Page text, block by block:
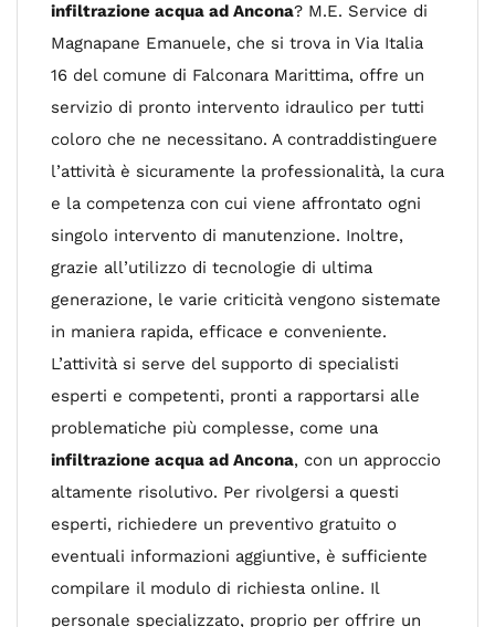
infiltrazione acqua ad Ancona? M.E. Service di
Magnapane Emanuele, che si trova in Via Italia
16 del comune di Falconara Marittima, offre un
servizio di pronto intervento idraulico per tutti
coloro che ne necessitano. A contraddistinguere
l’attività è sicuramente la professionalità, la cura
e la competenza con cui viene affrontato ogni
singolo intervento di manutenzione. Inoltre,
grazie all’utilizzo di tecnologie di ultima
generazione, le varie criticità vengono sistemate
in maniera rapida, efficace e conveniente.
L’attività si serve del supporto di specialisti
esperti e competenti, pronti a rapportarsi alle
problematiche più complesse, come una
infiltrazione acqua ad Ancona, con un approccio
altamente risolutivo. Per rivolgersi a questi
esperti, richiedere un preventivo gratuito o
eventuali informazioni aggiuntive, è sufficiente
compilare il modulo di richiesta online. Il
personale specializzato, proprio per offrire un